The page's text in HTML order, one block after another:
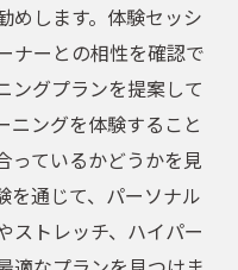
めします。体験セッシ
ナーとの相性を確認で
ングプランを提案して
ニングを体験すること
っているかどうかを見
を通じて、パーソナル
ストレッチ、ハイパー